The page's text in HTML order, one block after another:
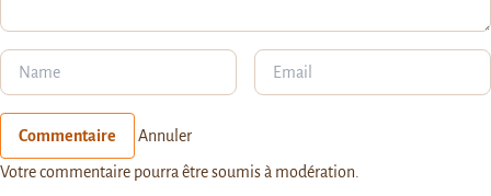
Commentaire Annuler
Votre commentaire pourra être soumis à modération.